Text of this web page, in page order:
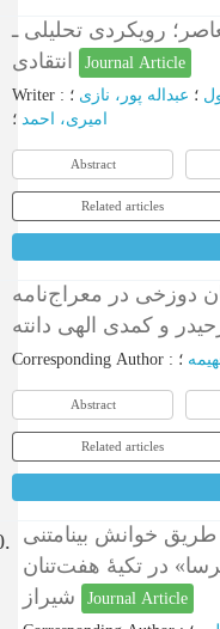
رویکردی تحلیلی ـ
Journal Article
Writer : ؛ عبداله پور، نازی
امیری، احمد ؛
Abstract
Related articles
دوزخی در معراج‌نامه
Corresponding Author :
Abstract
Related articles
خوانش بینامتنی
در تکیۀ هفت‌تنان
Journal Article